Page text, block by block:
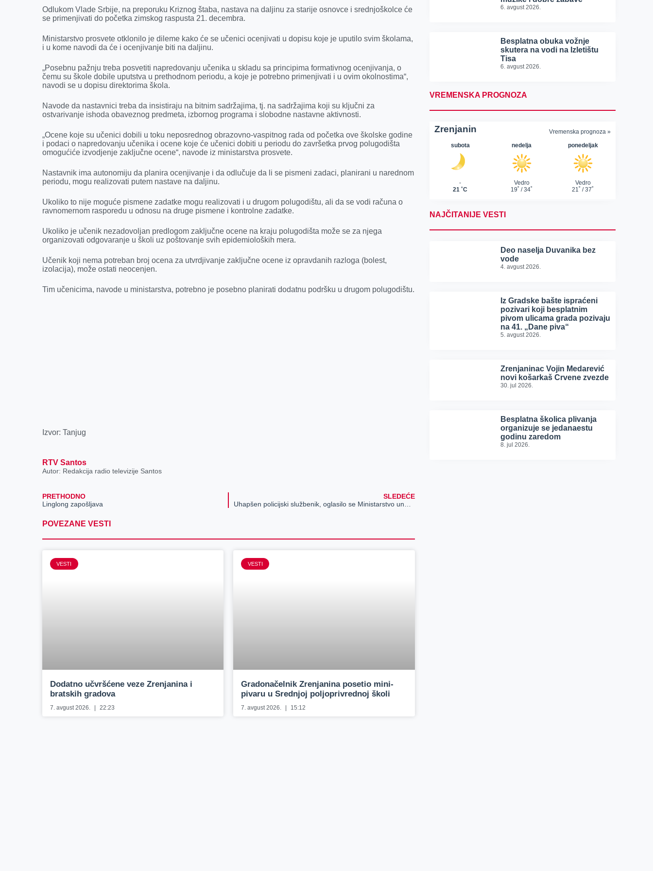
r
Odlukom Vlade Srbije, na preporuku Kriznog štaba, nastava na daljinu za starije osnovce i srednjoškolce će
se primenjivati do početka zimskog raspusta 21. decembra.
Ministarstvo prosvete otklonilo je dileme kako će se učenici ocenjivati u dopisu koje je uputilo svim školama,
i u kome navodi da će i ocenjivanje biti na daljinu.
„Posebnu pažnju treba posvetiti napredovanju učenika u skladu sa principima formativnog ocenjivanja, o
čemu su škole dobile uputstva u prethodnom periodu, a koje je potrebno primenjivati i u ovim okolnostima“,
navodi se u dopisu direktorima škola.
Navode da nastavnici treba da insistiraju na bitnim sadržajima, tj. na sadržajima koji su ključni za
ostvarivanje ishoda obaveznog predmeta, izbornog programa i slobodne nastavne aktivnosti.
„Ocene koje su učenici dobili u toku neposrednog obrazovno-vaspitnog rada od početka ove školske godine
i podaci o napredovanju učenika i ocene koje će učenici dobiti u periodu do završetka prvog polugodišta
omogućiće izvodjenje zaključne ocene“, navode iz ministarstva prosvete.
Nastavnik ima autonomiju da planira ocenjivanje i da odlučuje da li se pismeni zadaci, planirani u narednom
periodu, mogu realizovati putem nastave na daljinu.
Ukoliko to nije moguće pismene zadatke mogu realizovati i u drugom polugodištu, ali da se vodi računa o
ravnomernom rasporedu u odnosu na druge pismene i kontrolne zadatke.
Ukoliko je učenik nezadovoljan predlogom zaključne ocene na kraju polugodišta može se za njega
organizovati odgovaranje u školi uz poštovanje svih epidemioloških mera.
Učenik koji nema potreban broj ocena za utvrdjivanje zaključne ocene iz opravdanih razloga (bolest,
izolacija), može ostati neocenjen.
Tim učenicima, navode u ministarstva, potrebno je posebno planirati dodatnu podršku u drugom polugodištu.
Izvor: Tanjug
RTV Santos
Autor: Redakcija radio televizije Santos
PRETHODNO
Linglong zapošljava
SLEDEĆE
POVEZANE VESTI
VESTI
Dodatno učvršćene veze Zrenjanina i
bratskih gradova
7. avgust 2026. 22:23
VESTI
Gradonačelnik Zrenjanina posetio mini-
pivaru u Srednjoj poljoprivrednoj školi
7. avgust 2026. 15:12
6. avgust 2026.
Besplatna obuka vožnje
skutera na vodi na Izletištu
Tisa
6. avgust 2026.
VREMENSKA PROGNOZA
NAJČITANIJE VESTI
Deo naselja Duvanika bez
vode
4. avgust 2026.
Iz Gradske bašte ispraćeni
pozivari koji besplatnim
pivom ulicama grada pozivaju
na 41. „Dane piva“
5. avgust 2026.
Zrenjaninac Vojin Medarević
novi košarkaš Crvene zvezde
30. jul 2026.
Besplatna školica plivanja
organizuje se jedanaestu
godinu zaredom
8. jul 2026.